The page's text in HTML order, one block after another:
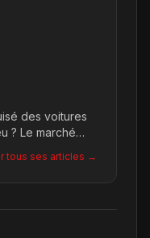
des voitures
? Le marché
sa marque
tous ses articles →